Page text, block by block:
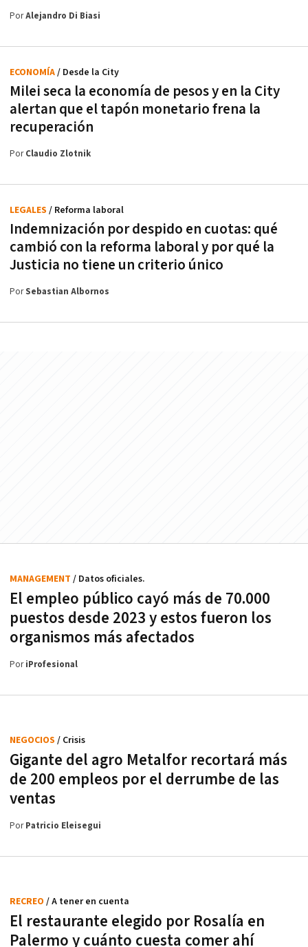
PorAlejandro Di Biasi
Milei seca la economía de pesos y en la City
alertan que el tapón monetario frena la
recuperación
ECONOMÍA/ Desde la City
PorClaudio Zlotnik
Indemnización por despido en cuotas: qué
cambió con la reforma laboral y por qué la
Justicia no tiene un criterio único
LEGALES / Reforma laboral
PorSebastian Albornos
El empleo público cayó más de 70.000
puestos desde 2023 y estos fueron los
organismos más afectados
MANAGEMENT / Datos oficiales.
PoriProfesional
Gigante del agro Metalfor recortará más
de 200 empleos por el derrumbe de las
ventas
NEGOCIOS / Crisis
PorPatricio Eleisegui
El restaurante elegido por Rosalía en
Palermo y cuánto cuesta comer ahí
RECREO / A tener en cuenta